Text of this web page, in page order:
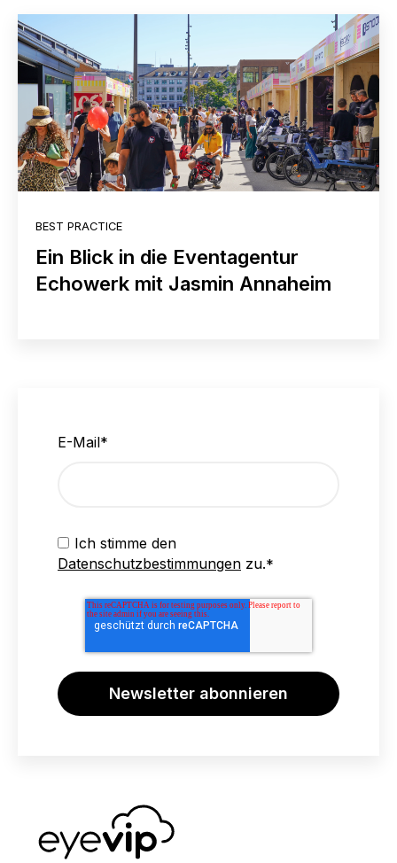
BEST PRACTICE
Ein Blick in die Eventagentur
Echowerk mit Jasmin Annaheim
E-Mail*
Ich stimme den
Datenschutzbestimmungen zu.*